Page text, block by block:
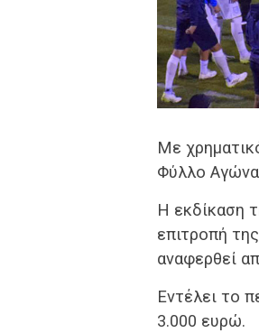
Με
Φύλλο Αγώνα
Η εκδίκαση
επιτροπή
αναφερθεί
Εντέλει το
3.000 ευρώ.